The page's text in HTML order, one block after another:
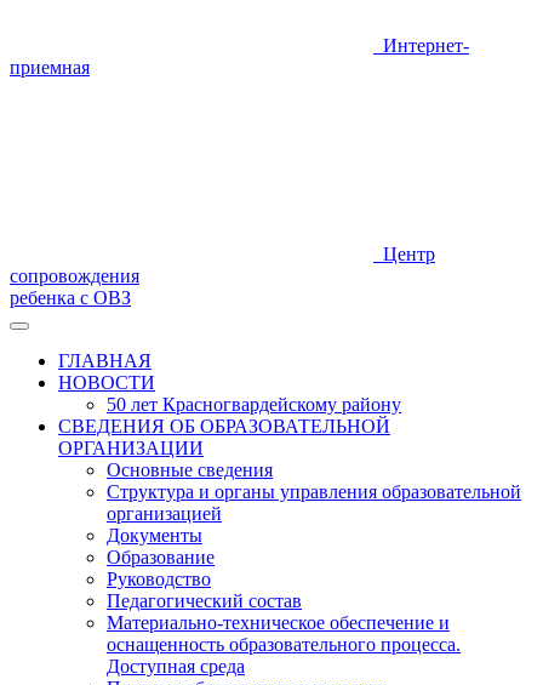
Интернет-
приемная
Центр
сопровождения
ребенка с ОВЗ
ГЛАВНАЯ
НОВОСТИ
50 лет Красногвардейскому району
СВЕДЕНИЯ ОБ ОБРАЗОВАТЕЛЬНОЙ
ОРГАНИЗАЦИИ
Основные сведения
Структура и органы управления образовательной
организацией
Документы
Образование
Руководство
Педагогический состав
Материально-техническое обеспечение и
оснащенность образовательного процесса.
Доступная среда